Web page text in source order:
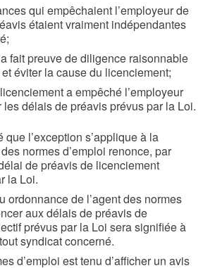
qui empêchaient l’employeur de
étaient vraiment indépendantes
fait preuve de diligence raisonnable
éviter la cause du licenciement;
a empêché l’employeur
les délais de préavis prévus par la Loi.
que l’exception s’applique à la
normes d’emploi renonce, par
de préavis de licenciement
la Loi.
ordonnance de l’agent des normes
aux délais de préavis de
prévus par la Loi sera signifiée à
syndicat concerné.
d’emploi est tenu d’afficher un avis